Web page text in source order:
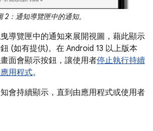
2：通知導覽匣中的通知。
導覽匣中的通知來展開視圖，藉此顯示
(如有提供)。在 Android 13 以上版本
面會顯示按鈕，讓使用者停止執行持續
用程式。
會持續顯示，直到由應用程式或使用者